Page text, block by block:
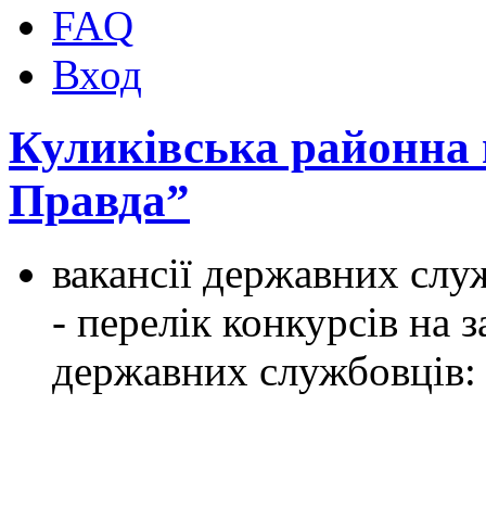
FAQ
Вход
Куликівська
Правда”
вакансії державних
- перелік конкурсів на
державних службовців: